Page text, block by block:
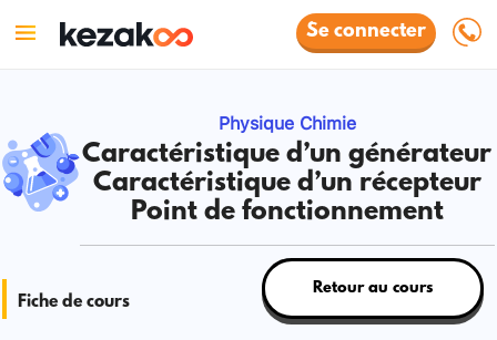
Se connecter
Physique Chimie
Caractéristique d’un générateur
Caractéristique d’un récepteur
Point de fonctionnement
Fiche de cours
Retour au cours